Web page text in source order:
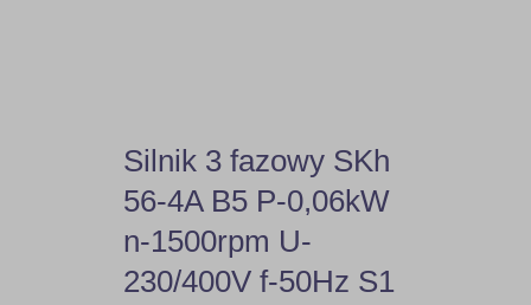
Silnik 3 fazowy SKh
56-4A B5 P-0,06kW
n-1500rpm U-
230/400V f-50Hz S1